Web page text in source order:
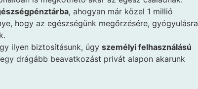
, ahogyan már közel 1 millió
hogy az egészségünk megőrzésére, gyógyulásra
ilyen biztosításunk, úgy személyi felhasználású
drágább beavatkozást privát alapon akarunk